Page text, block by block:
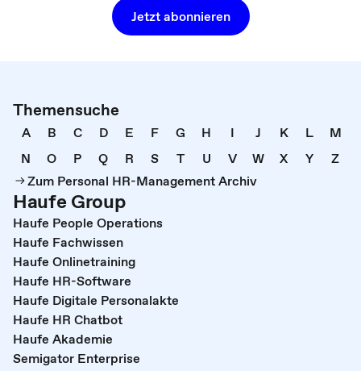
Jetzt abonnieren
Themensuche
A B C D E F G H I J K L
M
N
O P Q R S T U V W X Y
Z
Zum Personal HR-Management Archiv
Haufe Group
Haufe People Operations
Haufe Fachwissen
Haufe Onlinetraining
Haufe HR-Software
Haufe Digitale Personalakte
Haufe HR Chatbot
Haufe Akademie
Semigator Enterprise